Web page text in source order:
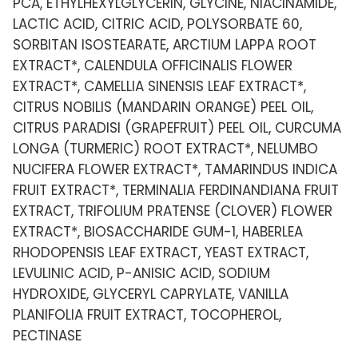
LACTIC ACID, CITRIC ACID, POLYSORBATE 60,
SORBITAN ISOSTEARATE, ARCTIUM LAPPA ROOT
EXTRACT*, CALENDULA OFFICINALIS FLOWER
EXTRACT*, CAMELLIA SINENSIS LEAF EXTRACT*,
CITRUS NOBILIS (MANDARIN ORANGE) PEEL OIL,
CITRUS PARADISI (GRAPEFRUIT) PEEL OIL, CURCUMA
LONGA (TURMERIC) ROOT EXTRACT*, NELUMBO
NUCIFERA FLOWER EXTRACT*, TAMARINDUS INDICA
FRUIT EXTRACT*, TERMINALIA FERDINANDIANA FRUIT
EXTRACT, TRIFOLIUM PRATENSE (CLOVER) FLOWER
EXTRACT*, BIOSACCHARIDE GUM-1, HABERLEA
RHODOPENSIS LEAF EXTRACT, YEAST EXTRACT,
LEVULINIC ACID, P-ANISIC ACID, SODIUM
HYDROXIDE, GLYCERYL CAPRYLATE, VANILLA
PLANIFOLIA FRUIT EXTRACT, TOCOPHEROL,
PECTINASE